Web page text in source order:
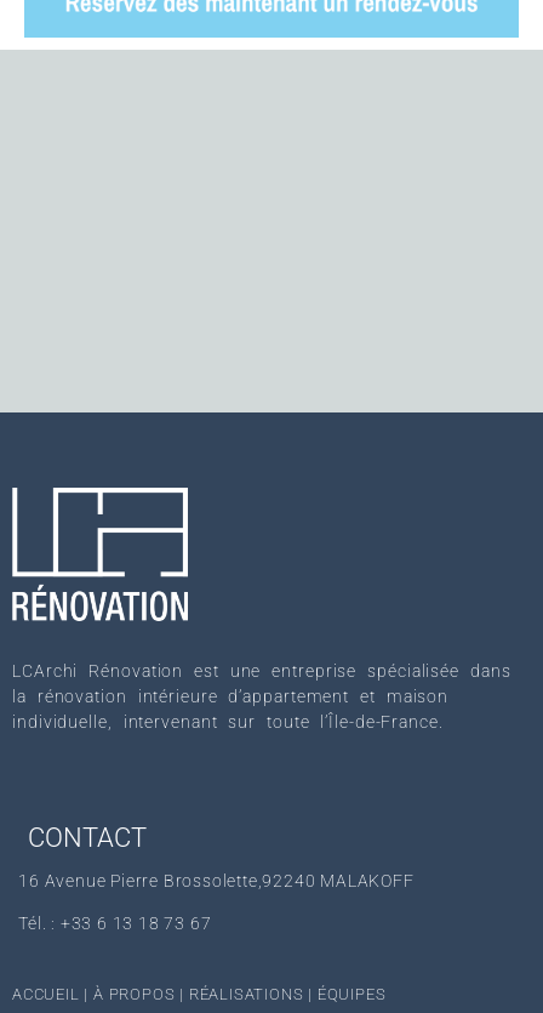
LCArchi Rénovation est une entreprise spécialisée dans
la rénovation intérieure d’appartement et maison
individuelle, intervenant sur toute l’Île-de-France.
CONTACT
16 Avenue Pierre Brossolette,92240 MALAKOFF
Tél. : +33 6 13 18 73 67‬
ACCUEIL |À PROPOS | RÉALISATIONS | ÉQUIPES